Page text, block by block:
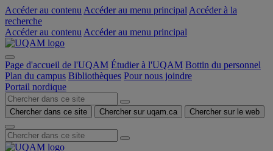
Accéder au contenu Accéder au menu principal Accéder à la
recherche
Accéder au contenu Accéder au menu principal
Page d'accueil de l'UQAM Étudier à l'UQAM Bottin du personnel
Plan du campus Bibliothèques Pour nous joindre
Portail nordique
Chercher dans ce site Chercher sur uqam.ca Chercher sur le web